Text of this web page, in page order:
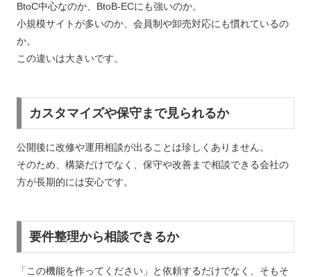
BtoC中心なのか、BtoB-ECにも強いのか。
小規模サイトが多いのか、会員制や卸売対応にも慣れているの
か。
この違いは大きいです。
カスタマイズや保守まで見られるか
公開後に改修や運用相談が出ることは珍しくありません。
そのため、構築だけでなく、保守や改善まで相談できる会社の
方が長期的には安心です。
要件整理から相談できるか
「この機能を作ってください」と依頼するだけでなく、そもそ